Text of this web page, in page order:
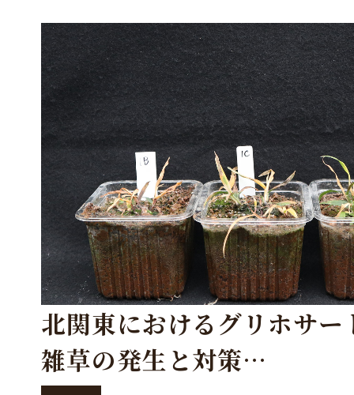
北関東におけるグリホサー
雑草の発生と対策